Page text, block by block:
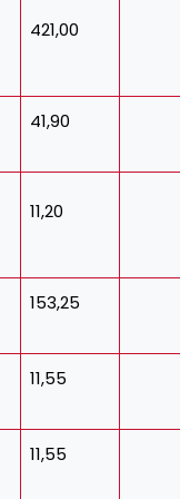
421,00
41,90
11,20
153,25
11,55
11,55